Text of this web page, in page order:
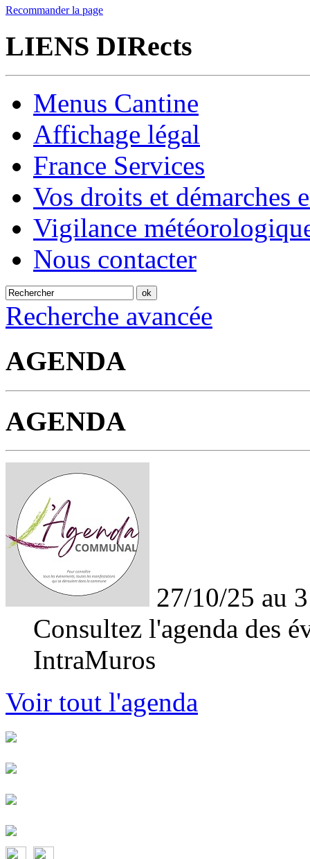
Recommander la page
LIENS DIRects
Menus Cantine
Affichage légal
France Services
Vos droits et démarches
Vigilance
Nous contacter
Recherche avancée
AGENDA
AGENDA
27/10/25 au
Consultez l'agenda des
IntraMuros
Voir tout l'agenda